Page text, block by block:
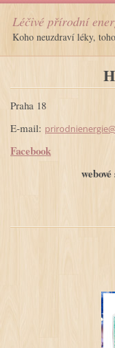
Léčivé přírodní
Koho neuzdraví léky,
Praha 18
E-mail:
Facebook